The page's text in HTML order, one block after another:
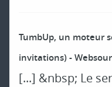
TumbUp, un moteur
invitations) -
[...] &nbsp; Le